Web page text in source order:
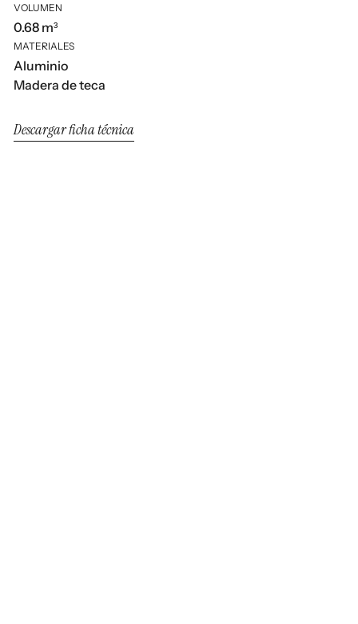
VOLUMEN
0.68 m³
MATERIALES
Aluminio
Madera de teca
Descargar ficha técnica